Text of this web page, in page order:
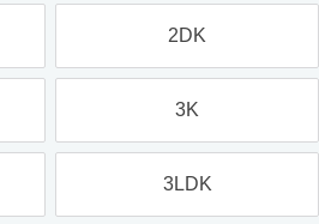
2DK
3K
3LDK